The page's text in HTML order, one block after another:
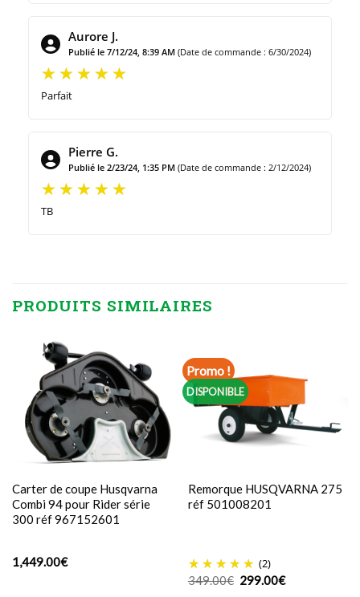
Aurore J.
Publié le 7/12/24, 8:39 AM (Date de commande : 6/30/2024)
Parfait
Pierre G.
Publié le 2/23/24, 1:35 PM (Date de commande : 2/12/2024)
TB
PRODUITS SIMILAIRES
Carter de coupe Husqvarna
Combi 94 pour Rider série
300 réf 967152601
1,449.00€
Promo !
DISPONIBLE
Remorque HUSQVARNA 275
réf 501008201
(2)
349.00€ Le
prix
299.00€Le
prix